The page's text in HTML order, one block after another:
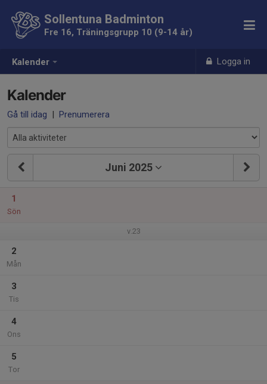
Kalender Logga in
Sollentuna Badminton
Fre 16, Träningsgrupp 10 (9-14 år)
Kalender
Gå till idag | Prenumerera
Juni 2025
1
Sön
v.23
2
Mån
3
Tis
4
Ons
5
Tor